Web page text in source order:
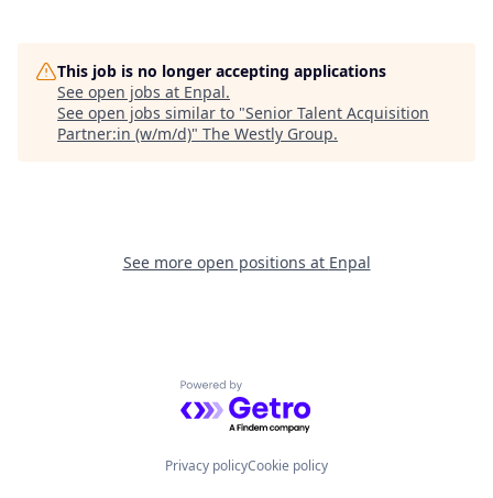
This job is no longer accepting applications
See open jobs at Enpal.
See open jobs similar to "Senior Talent Acquisition
Partner:in (w/m/d)" The Westly Group.
See more open positions at Enpal
Powered by Getro.com
Privacy policyCookie policy